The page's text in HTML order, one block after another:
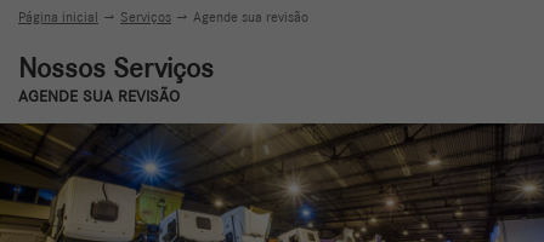
Página inicial Serviços Agende sua revisão
Nossos Serviços
AGENDE SUA REVISÃO